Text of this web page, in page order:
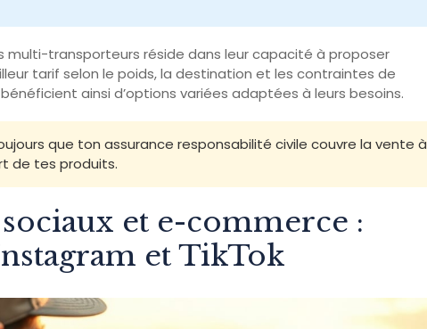
multi-transporteurs réside dans leur capacité à proposer
tarif selon le poids, la destination et les contraintes de
ainsi d’options variées adaptées à leurs besoins.
que ton assurance responsabilité civile couvre la vente à
de tes produits.
sociaux et e-commerce :
et TikTok